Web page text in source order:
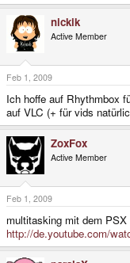
nickik
Active Member
Feb 1, 2009
Ich hoffe auf Rhythmbox
auf VLC (+ für vids
ZoxFox
Active Member
Feb 1, 2009
multitasking mit dem PSX
http://de.youtube.com/